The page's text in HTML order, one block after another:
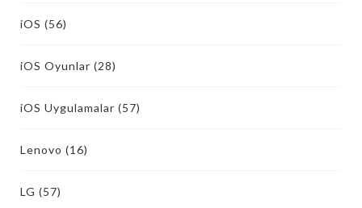
iOS (56)
iOS Oyunlar (28)
iOS Uygulamalar (57)
Lenovo (16)
LG (57)